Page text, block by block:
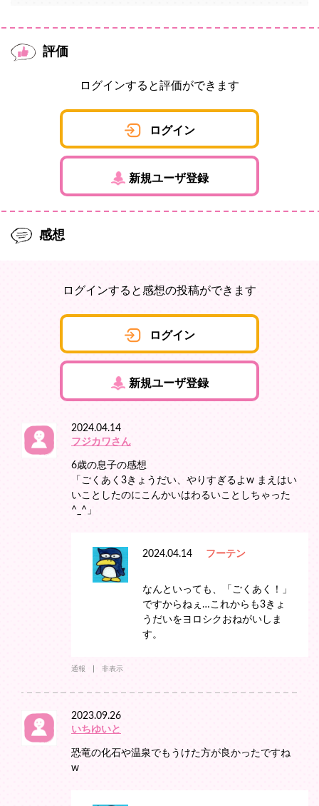
評価
ログインすると評価ができます
ログイン
新規ユーザ登録
感想
ログインすると感想の投稿ができます
ログイン
新規ユーザ登録
2024.04.14
フジカワさん
6歳の息子の感想
「ごくあく3きょうだい、やりすぎるよw まえはい
いことしたのにこんかいはわるいことしちゃった
^_^」
2024.04.14 フーテン
なんといっても、「ごくあく！」
ですからねぇ…これからも3きょ
うだいをヨロシクおねがいしま
す。
通報 非表示
2023.09.26
いちゆいと
恐竜の化石や温泉でもうけた方が良かったですね
w